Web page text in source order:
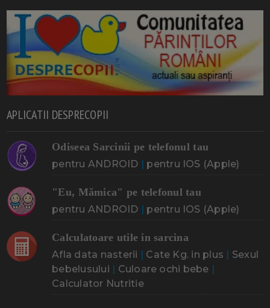
APLICATII DESPRECOPII
Odiseea Sarcinii pe telefonul tau
pentru ANDROID | pentru IOS (Apple)
"Eu, Mămica" pe telefonul tau
pentru ANDROID | pentru IOS (Apple)
Calculatoare utile in sarcina
Afla data nasterii | Cate Kg. in plus | Sexul
bebelusului | Culoare ochi bebe |
Calculator Nutritie